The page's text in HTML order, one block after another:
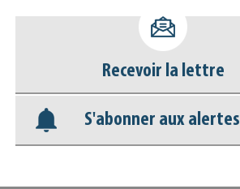
déconnecter)
Base documentaire
Nos veilles Scoop.it
Recevoir la lettre
S'abonner aux alertes